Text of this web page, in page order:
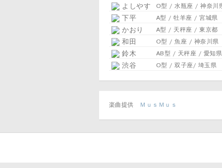
よしやす O型 / 水瓶座 / 神奈川
下平 A型 / 牡羊座 / 宮城県
かおり A型 / 天秤座 / 東京都
和田 O型 / 魚座 / 神奈川県
鈴木 AB型 / 天秤座 / 愛知県
渋谷 O型 / 双子座/ 埼玉県
楽曲提供 ＭｕｓＭｕｓ